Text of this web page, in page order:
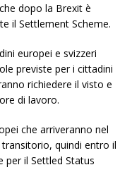
dopo la Brexit è
il Settlement Scheme.
europei e svizzeri
previste per i cittadini
richiedere il visto e
di lavoro.
che arriveranno nel
quindi entro il
per il Settled Status